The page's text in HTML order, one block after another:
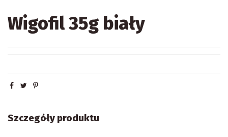
Wigofil 35g biały
Szczegóły produktu